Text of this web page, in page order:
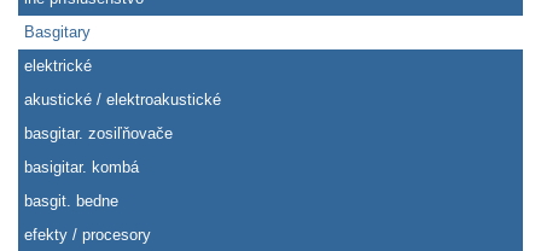
Basgitary
elektrické
akustické / elektroakustické
basgitar. zosiľňovače
basigitar. kombá
basgit. bedne
efekty / procesory